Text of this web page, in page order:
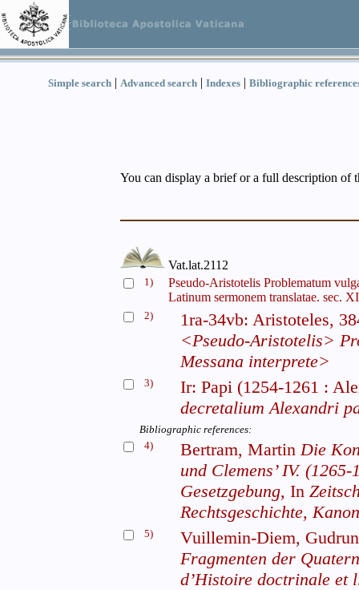
Simple search | Advanced search | Indexes | Bibliographic
You can display a brief or a full description of
Vat.lat.2112
1)
Pseudo-Aristotelis Problematum
Latinum sermonem translatae. sec.
2)
1ra-34vb: Aristoteles,
<Pseudo-Aristotelis>
Messana interprete>
3)
Ir: Papi (1254-1261 :
decretalium Alexandri
Bibliographic references:
4)
Bertram, MartinDie
und Clemens’ IV.
Gesetzgebung, In
Rechtsgeschichte,
5)
Vuillemin-Diem,
Fragmenten der
d’Histoire doctrinale et